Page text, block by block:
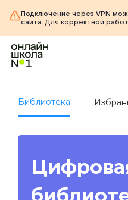
Подключение через VPN
сайта. Для корректной
Библиотека